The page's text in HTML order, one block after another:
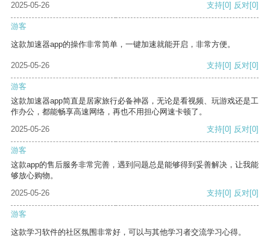
2025-05-26 支持[0] 反对[0]
游客
这款加速器app的操作非常简单，一键加速就能开启，非常方便。
2025-05-26 支持[0] 反对[0]
游客
这款加速器app简直是居家旅行必备神器，无论是看视频、玩游戏还是工
作办公，都能畅享高速网络，再也不用担心网速卡顿了。
2025-05-26
支持[0] 反对[0]
游客
这款app的售后服务非常完善，遇到问题总是能够得到妥善解决，让我能
够放心购物。
2025-05-26
支持[0] 反对[0]
游客
这款学习软件的社区氛围非常好，可以与其他学习者交流学习心得。